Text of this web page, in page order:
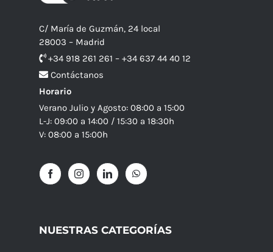
C/ María de Guzmán, 24 local
28003 – Madrid
+34 918 261 261 – +34 637 44 40 12
Contáctanos
Horario
Verano Julio y Agosto: 08:00 a 15:00
L-J: 09:00 a 14:00 / 15:30 a 18:30h
V: 08:00 a 15:00h
NUESTRAS CATEGORÍAS